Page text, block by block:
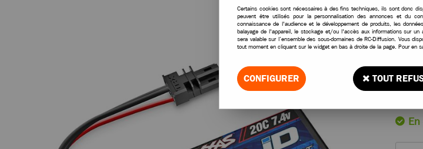
22
Certains cookies sont nécessaires à des fins techniques, ils sont donc
peuvent être utilisés pour la personnalisation des annonces et du
connaissance de l'audience et le développement de produits, les
balayage de l'appareil, le stockage et/ou l'accès aux informations sur un
sera valable sur l’ensemble des sous-domaines de RC-Diffusion. Vous
tout moment en cliquant sur le widget en bas à droite de la page. Pour en
CONFIGURER TOUT